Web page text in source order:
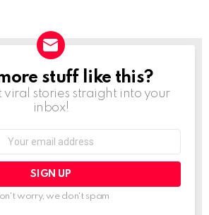
stuff like this?
viral stories straight into your
inbox!
worry, we don't spam